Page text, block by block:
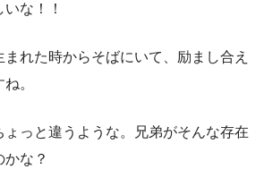
な！！
れた時からそばにいて、励まし合え
。
ょっと違うような。兄弟がそんな存在
な？